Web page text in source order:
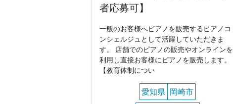
者応募可】
一般のお客様へピアノを販売するピアノコ
ンシェルジュとして活躍していただきま
す。 店舗でのピアノの販売やオンラインを
利用し直接お客様にピアノを販売します。
【教育体制につい
愛知県 岡崎市